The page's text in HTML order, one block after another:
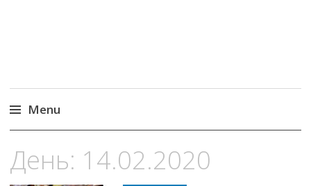
Menu
to
content
День: 14.02.2020